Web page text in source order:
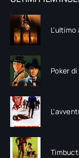
L'ultimo
Poker